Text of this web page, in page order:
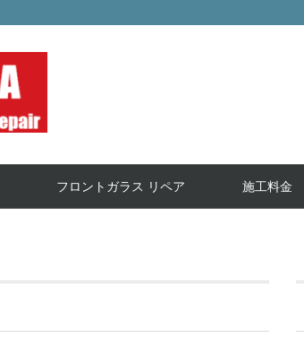
フロントガラス リペア 施工料金